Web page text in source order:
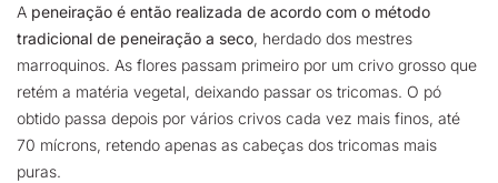
A peneiração é então realizada de acordo com o método
tradicional de peneiração a seco, herdado dos mestres
marroquinos. As flores passam primeiro por um crivo grosso que
retém a matéria vegetal, deixando passar os tricomas. O pó
obtido passa depois por vários crivos cada vez mais finos, até
70 mícrons, retendo apenas as cabeças dos tricomas mais
puras.